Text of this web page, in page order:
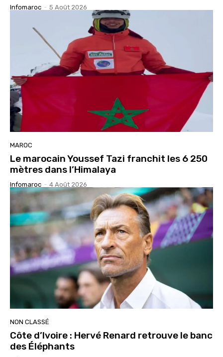
Infomaroc - 5 Août 2026
MAROC
Le marocain Youssef Tazi franchit les 6 250
mètres dans l’Himalaya
Infomaroc - 4 Août 2026
NON CLASSÉ
Côte d’Ivoire : Hervé Renard retrouve le banc
des Éléphants